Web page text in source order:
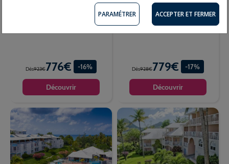
Dès923€776€ -16%
Découvrir
7 jours / 5 nuits - Petit Déjeuner
Dès928€779€ -17%
Découvrir
PARAMÉTRER ACCEPTER ET FERMER